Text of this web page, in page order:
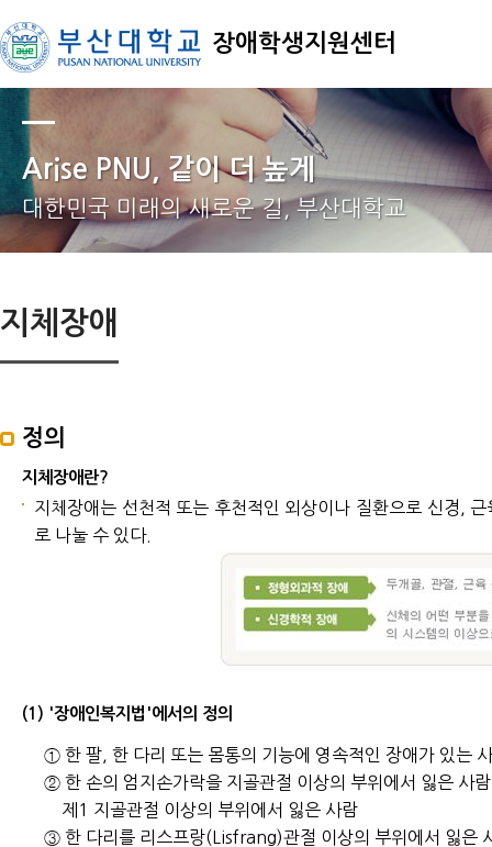
장애학생지원센터
Arise PNU, 같이 더 높게
대한민국 미래의 새로운 길, 부산대학교
지체장애
정의
지체장애란?
지체장애는 선천적 또는 후천적인 외상이나 질환으로 신경,
로 나눌 수 있다.
(1) '장애인복지법'에서의 정의
① 한 팔, 한 다리 또는 몸통의 기능에 영속적인 장애가 있는
② 한 손의 엄지손가락을 지골관절 이상의 부위에서 잃은 사
제1 지골관절 이상의 부위에서 잃은 사람
③ 한 다리를 리스프랑(Lisfrang)관절 이상의 부위에서 잃은